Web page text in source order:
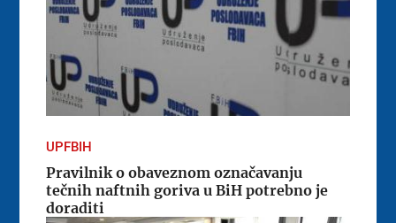
UPFBIH
Pravilnik o obaveznom označavanju
tečnih naftnih goriva u BiH potrebno je
doraditi